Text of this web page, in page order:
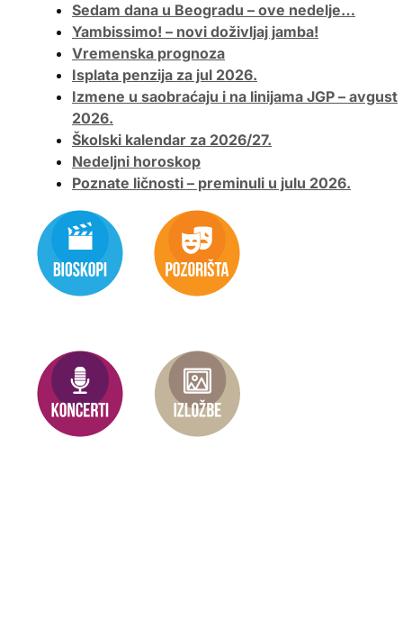
Sedam dana u Beogradu – ove nedelje…
Yambissimo! – novi doživljaj jamba!
Vremenska prognoza
Isplata penzija za jul 2026.
Izmene u saobraćaju i na linijama JGP – avgust
2026.
Školski kalendar za 2026/27.
Nedeljni horoskop
Poznate ličnosti – preminuli u julu 2026.